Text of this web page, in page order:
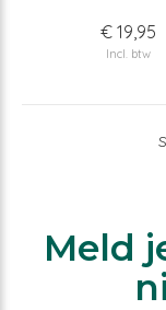
€ 19,95
Incl. btw
Meld